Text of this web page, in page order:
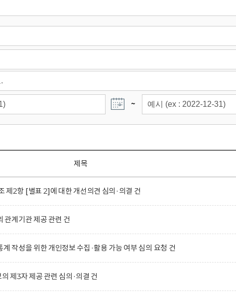
~
제목
제2항 [별표 2]에 대한 개선의견 심의·의결 건
관계기관 제공 관련 건
작성을 위한 개인정보 수집·활용 가능 여부 심의 요청 건
제3자 제공 관련 심의·의결 건